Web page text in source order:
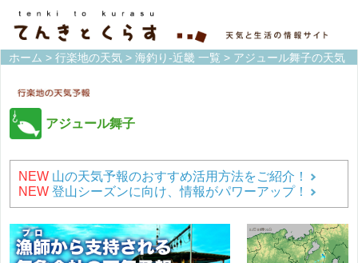
ホーム > 行楽地の天気 > 海釣り-近畿 一覧 > アジュール舞子の天気
アジュール舞子
NEW 山の天気予報のおすすめ活用方法をご紹介！
NEW 登山シーズンに向け、情報がパワーアップ！